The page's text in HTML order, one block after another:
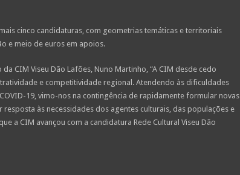
cinco candidaturas, com geometrias temáticas e territoriais
e meio de euros em apoios.
CIM Viseu Dão Lafões, Nuno Martinho, “A CIM desde cedo
e competitividade regional. Atendendo às dificuldades
19, vimo-nos na contingência de rapidamente formular novas
às necessidades dos agentes culturais, das populações e
a CIM avançou com a candidatura Rede Cultural Viseu Dão